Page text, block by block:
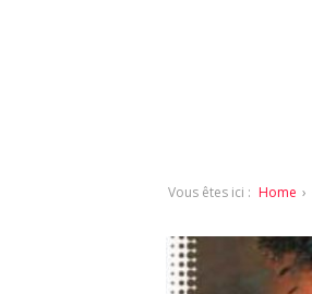
Vous êtes ici : Home ›